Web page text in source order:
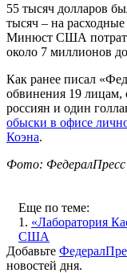
55 тысяч долларов
тысяч – на
Минюст США
около 7 миллионов
Как ранее писал
обвинения 19 лицам,
россиян и один
обыски в офисе
Коэна.
Фото: ФедералПресс
Еще по теме:
1. «Лаборатория
США
Добавьте
новостей дня.